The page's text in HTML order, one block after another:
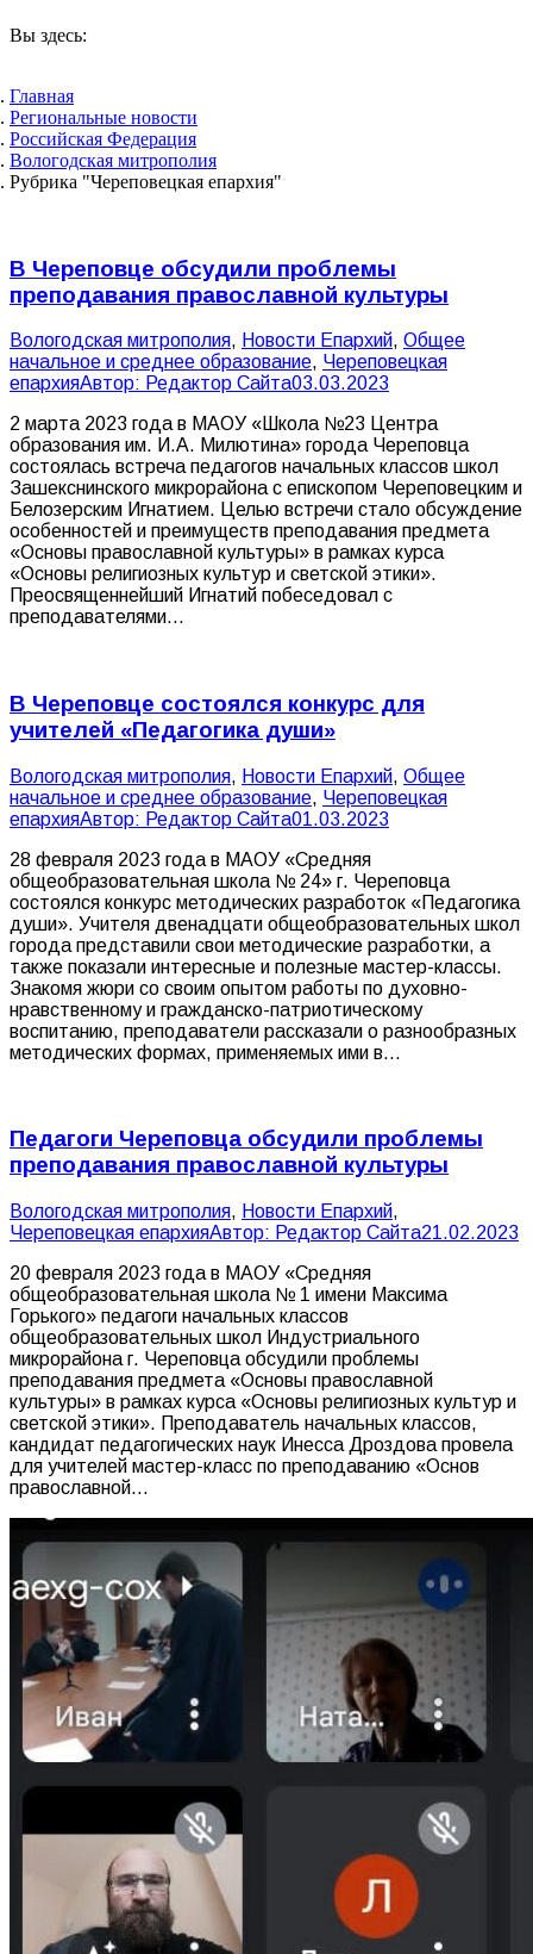
Вы здесь:
Главная
Pегиональные новости
Российская Федерация
Вологодская митрополия
Рубрика "Череповецкая епархия"
В Череповце обсудили проблемы
преподавания православной культуры
Вологодская митрополия, Новости Епархий, Общее
начальное и среднее образование, Череповецкая
епархияАвтор: Редактор Сайта03.03.2023
2 марта 2023 года в МАОУ «Школа №23 Центра
образования им. И.А. Милютина» города Череповца
состоялась встреча педагогов начальных классов школ
Зашекснинского микрорайона с епископом Череповецким и
Белозерским Игнатием. Целью встречи стало обсуждение
особенностей и преимуществ преподавания предмета
«Основы православной культуры» в рамках курса
«Основы религиозных культур и светской этики».
Преосвященнейший Игнатий побеседовал с
преподавателями…
В Череповце состоялся конкурс для
учителей «Педагогика души»
Вологодская митрополия, Новости Епархий, Общее
начальное и среднее образование, Череповецкая
епархияАвтор: Редактор Сайта01.03.2023
28 февраля 2023 года в МАОУ «Средняя
общеобразовательная школа № 24» г. Череповца
состоялся конкурс методических разработок «Педагогика
души». Учителя двенадцати общеобразовательных школ
города представили свои методические разработки, а
также показали интересные и полезные мастер-классы.
Знакомя жюри со своим опытом работы по духовно-
нравственному и гражданско-патриотическому
воспитанию, преподаватели рассказали о разнообразных
методических формах, применяемых ими в…
Педагоги Череповца обсудили проблемы
преподавания православной культуры
Вологодская митрополия, Новости Епархий,
Череповецкая епархияАвтор: Редактор Сайта21.02.2023
20 февраля 2023 года в МАОУ «Средняя
общеобразовательная школа № 1 имени Максима
Горького» педагоги начальных классов
общеобразовательных школ Индустриального
микрорайона г. Череповца обсудили проблемы
преподавания предмета «Основы православной
культуры» в рамках курса «Основы религиозных культур и
светской этики». Преподаватель начальных классов,
кандидат педагогических наук Инесса Дроздова провела
для учителей мастер-класс по преподаванию «Основ
православной…